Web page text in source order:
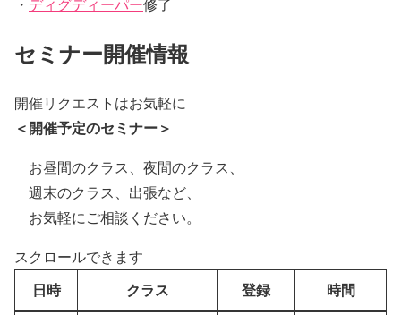
・ ディグディーパー修了
セミナー開催情報
開催リクエストはお気軽に
＜開催予定のセミナー＞
お昼間のクラス、夜間のクラス、
週末のクラス、出張など、
お気軽にご相談ください。
スクロールできます
日時 クラス 登録 時間